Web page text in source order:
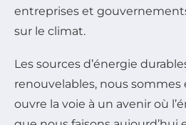
entreprises et
sur le climat.
Les sources d’énergie
renouvelables, nous
ouvre la voie à un avenir où